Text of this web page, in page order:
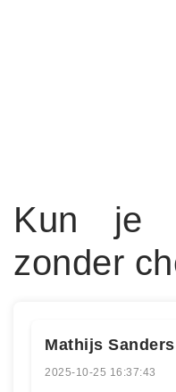
Kun je
zonder
Mathijs Sanders
2025-10-25 16:37:43